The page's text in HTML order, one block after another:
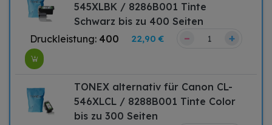
545XLBK / 8286B001 Tinte
Schwarz bis zu 400 Seiten
Druckleistung: 400 22,90 € – +
TONEX alternativ für Canon CL-
546XLCL / 8288B001 Tinte Color
bis zu 300 Seiten